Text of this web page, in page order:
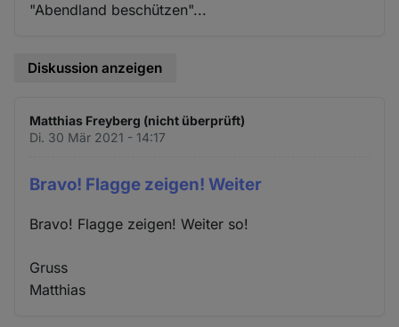
"Abendland beschützen"...
Diskussion anzeigen
Matthias Freyberg (nicht überprüft)
Di. 30 Mär 2021 - 14:17
Bravo! Flagge zeigen! Weiter
Bravo! Flagge zeigen! Weiter so!
Gruss
Matthias